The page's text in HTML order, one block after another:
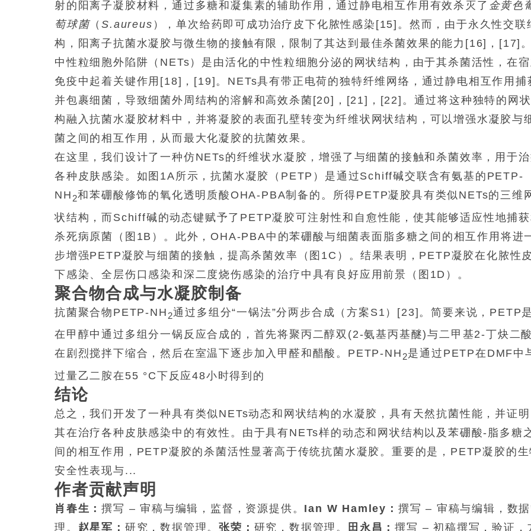
射的阳离子凝胶材料，通过多糖和凝集素的辅助作用，通过静电相互作用有效杀灭了 金黄色
萄球菌（S.aureus ），单次给药即可成功治疗皮下化脓性感染[15]。然而，由于永久性交联
构，阳离子抗菌水凝胶与微生物的接触有限，限制了其达到最佳杀菌效果的能力[16]，[17]。
中性粒细胞外陷阱（NETs）是由活化的中性粒细胞分泌的网状结构，由于其杀菌活性，在宿
免疫中起着关键作用[18]，[19]。NETs具有带正电荷的独特纤维网络，通过静电相互作用捕
并包裹细菌，导致细菌外周结构的溶解和高效杀菌[20]，[21]，[22]。通过将这种独特的网
构融入抗菌水凝胶材料中，并将凝胶的表面孔壁转变为纤维状网状结构，可以增强水凝胶与
菌之间的相互作用，从而最大化凝胶的抗菌效果。
在这里，我们设计了一种仿NETs的纤维状水凝胶，增强了与细菌的接触和杀菌效率，用于治
各种皮肤感染。如图1A所示，抗菌水凝胶（PETP）是通过Schiff碱交联含有氨基的PETP-
NH 2和苯硼酸修饰的氧化透明质酸OHA-PBA制备的。所得PETP凝胶具有类似NETs的三维
状结构，而Schiff碱的动态键赋予了PETP凝胶可注射性和自愈性能，使其能够适应性地捕获
杀死病原菌（图1B）。此外，OHA-PBA中的苯硼酸与细菌表面脂多糖之间的相互作用将进
步增强PETP凝胶与细菌的接触，提高杀菌效率（图1C）。结果表明，PETP凝胶在化脓性皮
下感染、全层伤口感染和深二度烧伤感染的治疗中具有良好应用前景（图1D）。
聚合物合成与水凝胶制备
抗菌聚合物PETP-NH 2通过多组分“一锅法”分两步合成（方案S1）[23]。简要来说，PETP是
在甲醇中通过多组分一锅反应合成的，首先将聚丙二醇双(2-氨基丙基醚)与二甲基2-丁炔二酸
在剧烈搅拌下缩合，然后在室温下逐步加入甲醛和醋酸。PETP-NH 2是通过PETP在DMF中
过量乙二胺在55 °C下反应48小时得到的
结论
总之，我们开发了一种具有类似NETs动态和网状结构的水凝胶，具有天然抗菌性能，并证明
其在治疗各种皮肤感染中的有效性。由于具有NETs样的动态和网状结构以及苯硼酸-脂多糖
间的相互作用，PETP凝胶的杀菌活性显著高于传统抗菌水凝胶。重要的是，PETP凝胶的生
安全性表现与...
作者贡献声明
肖春生：撰写 – 审稿与编辑，监督，资源提供。 Ian W Hamley： 撰写 – 审稿与编辑，数据
理。 赵星军： 研究，数据管理。张荣： 研究，数据管理。 田永昌：撰写 – 初稿撰写，验证，